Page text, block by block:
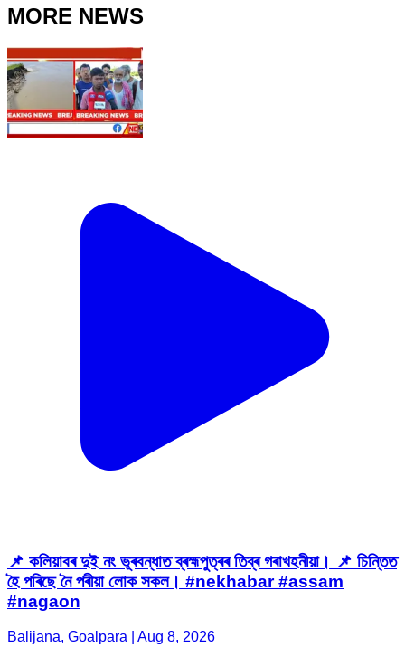
MORE NEWS
📌 কলিয়াবৰ দুই নং ভূৰবন্ধাত ব্ৰহ্মপুত্ৰৰ তিব্ৰ গৰাখহনীয়া। 📌 চিন্তিত
হৈ পৰিছে নৈ পৰীয়া লোক সকল। #nekhabar #assam
#nagaon
Balijana, Goalpara | Aug 8, 2026